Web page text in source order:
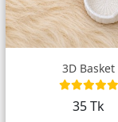
3D Basket
35 Tk